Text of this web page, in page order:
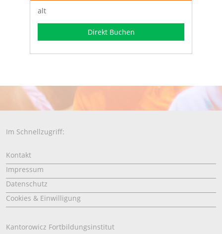
alt
Direkt Buchen
Im Schnellzugriff:
Kontakt
Impressum
Datenschutz
Cookies & Einwilligung
Kantorowicz Fortbildungsinstitut